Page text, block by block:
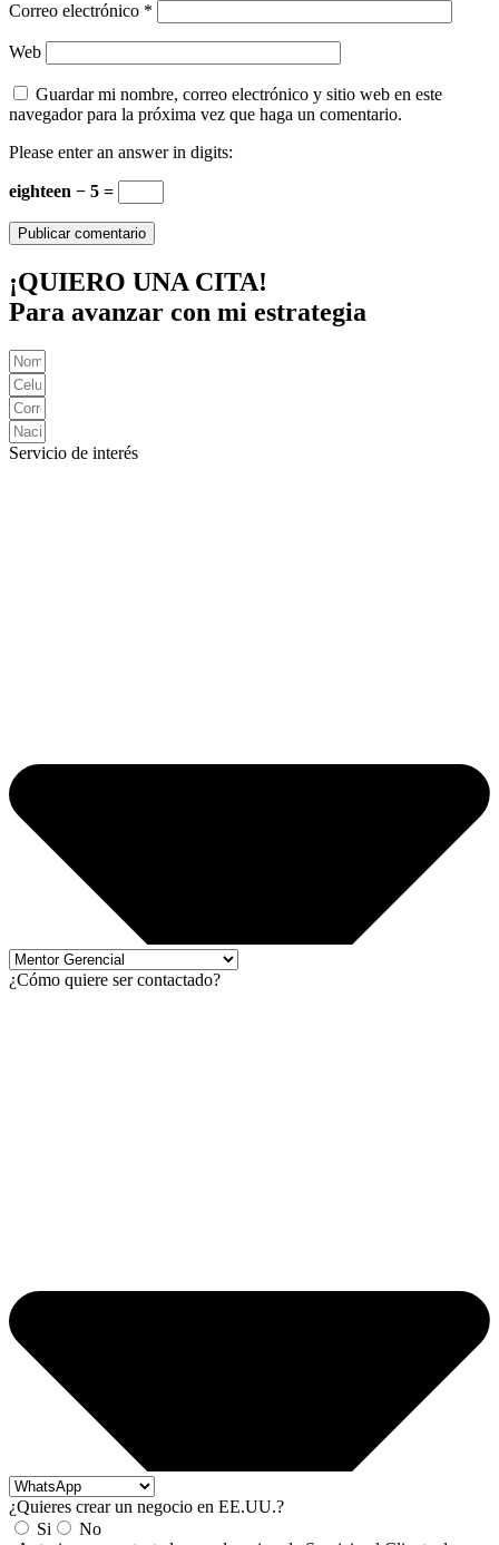
Correo electrónico *
Web
Guardar mi nombre, correo electrónico y sitio web en este
navegador para la próxima vez que haga un comentario.
Please enter an answer in digits:
eighteen − 5 =
¡QUIERO UNA CITA!
Para avanzar con mi estrategia
Servicio de interés
¿Cómo quiere ser contactado?
¿Quieres crear un negocio en EE.UU.?
Si
No